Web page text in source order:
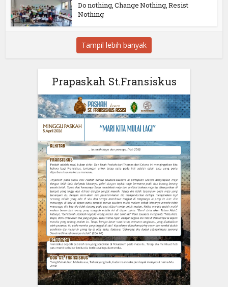
Do nothing, Change Nothing, Resist
Nothing
Tampil lebih banyak
Prapaskah St.Fransiskus